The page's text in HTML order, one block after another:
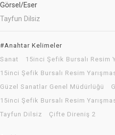
Görsel/Eser
Tayfun Dilsiz
#Anahtar Kelimeler
Sanat
15inci Şefik Bursalı Resim
15inci Şefik Bursalı Resim
Güzel Sanatlar Genel Müdürlüğü
15inci Şefik Bursalı Resim
Tayfun Dilsiz
Çifte Direniş 2